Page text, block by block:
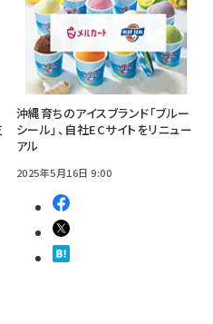
沖縄育ちのアイスブランド「ブルー
シール」、自社ECサイトをリニュー
アル
2025年5月16日 9:00